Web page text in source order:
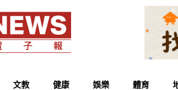
文教 健康 娛樂 體育